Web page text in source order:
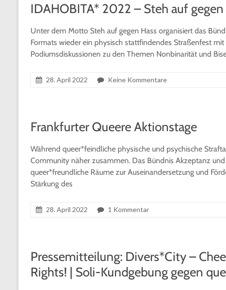
IDAHOBITA* 2022 – Steh auf gegen
Unter dem Motto Steh auf gegen Hass organisiert das
Formats wieder ein physisch stattfindendes Straßenfest
Podiumsdiskussionen zu den Themen Nonbinarität und
28. April 2022 Keine Kommentare
Frankfurter Queere Aktionstage
Während queer*feindliche physische und psychische
Community näher zusammen. Das Bündnis Akzeptanz
queer*freundliche Räume zur Auseinandersetzung und
Stärkung des
28. April 2022 1 Kommentar
Pressemitteilung: Divers*City –
Rights! | Soli-Kundgebung gegen